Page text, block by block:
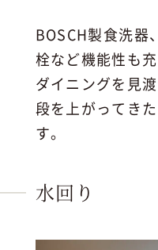
BOSCH製食洗器
栓など機能性も
ダイニングを見
段を上がってき
す。
水回り